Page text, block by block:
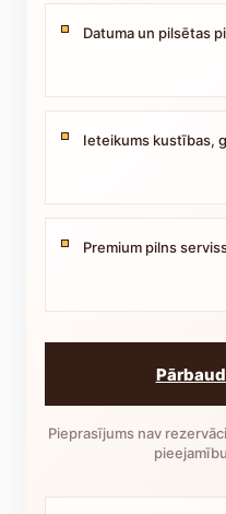
Datuma un pilsētas
Ieteikums kustības,
Premium pilns
Pieprasījums nav